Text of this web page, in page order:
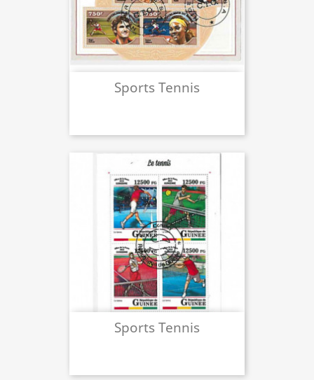
Sports Tennis
Sports Tennis